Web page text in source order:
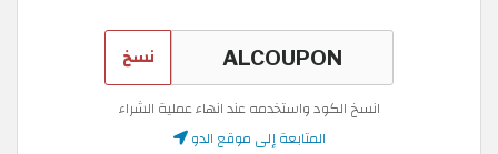
نسخ
انسخ الكود واستخدمه عند انهاء عملية الشراء
المتابعة إلى موقع الدو